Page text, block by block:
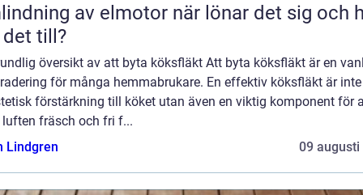
av elmotor när lönar det sig och hur
till?
översikt av att byta köksfläkt Att byta köksfläkt är en
för många hemmabrukare. En effektiv köksfläkt är
förstärkning till köket utan även en viktig komponent för
fräsch och fri f...
Lindgren
09 augusti